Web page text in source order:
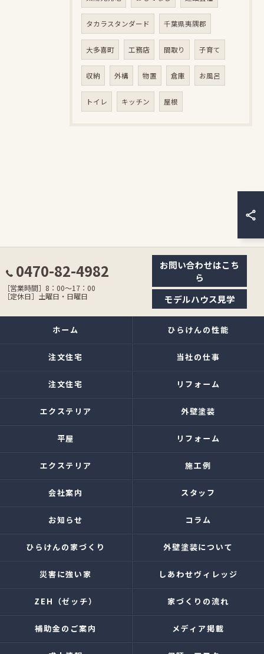
タカラスタンダード 千葉県夷隅郡
大多喜町 工務店 間取り 子育て
収納 外構 物置 倉庫 お風呂
トイレ キッチン 屋根
0470-82-4982
［営業時間］8：00〜17：00
［定休日］土曜日・日曜日
お問い合わせはこち
ら
モデルハウス見学
ホーム ひらけんの性能
注文住宅 当社の仕事
注文住宅 リフォーム
エクステリア 外壁塗装
平屋 リフォーム
エクステリア 施工例
会社案内 スタッフ
お知らせ コラム
ひらけんの家づくり 外壁塗装について
災害に強い家 しあわせヴィレッジ
ZEH（ゼッチ） 家づくりの流れ
補助金のご案内 メディア掲載